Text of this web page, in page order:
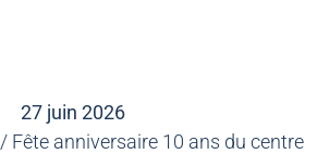
27 juin 2026
/ Fête anniversaire 10 ans du centre